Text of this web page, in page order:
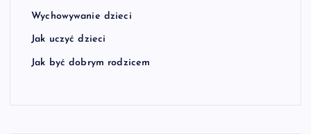
Wychowywanie dzieci
Jak uczyć dzieci
Jak być dobrym rodzicem